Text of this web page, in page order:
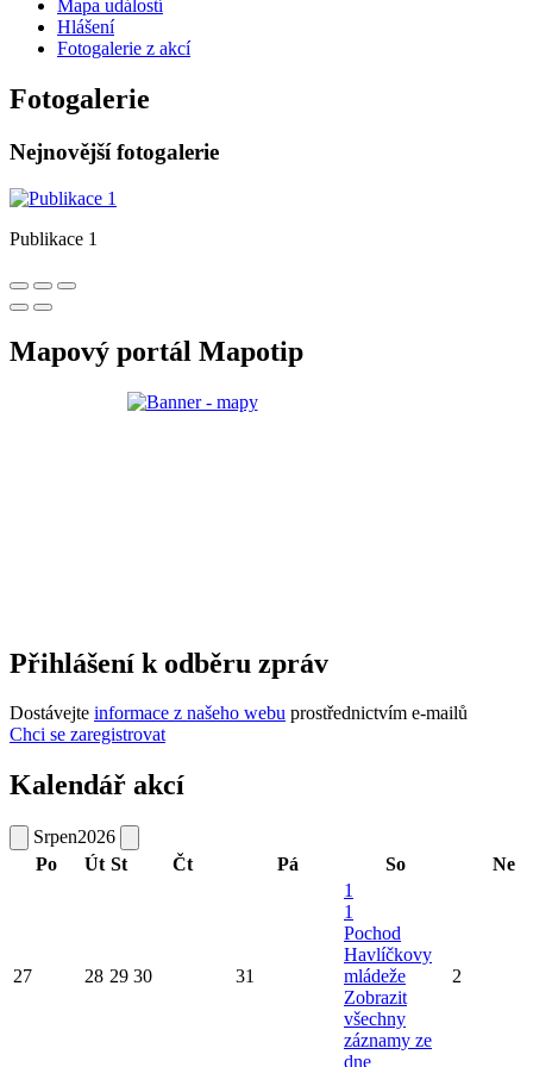
Mapa událostí
Hlášení
Fotogalerie z akcí
Fotogalerie
Nejnovější fotogalerie
Publikace 1
Mapový portál Mapotip
Přihlášení k odběru zpráv
Dostávejte informace z našeho webu prostřednictvím e-mailů
Chci se zaregistrovat
Kalendář akcí
Srpen2026
Po
Út St Čt Pá So Ne
27 28 29 30 31
1
1
Pochod
Havlíčkovy
mládeže
Zobrazit
všechny
záznamy ze
dne
2